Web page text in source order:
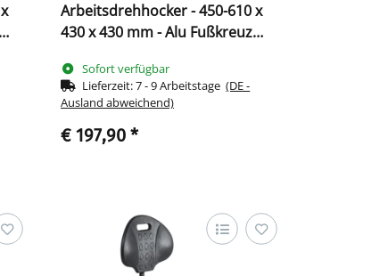
Arbeitsdrehhocker - 450-610 x
430 x 430 mm - Alu Fußkreuz
Sofort verfügbar
Lieferzeit:7 - 9 Arbeitstage(DE -
Ausland abweichend)
€ 197,90 *